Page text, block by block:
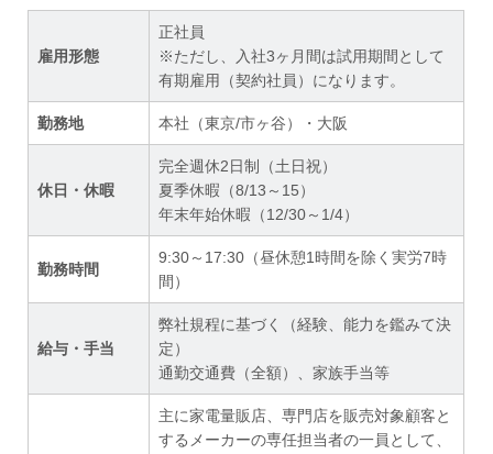
雇用形態
正社員
※ただし、入社3ヶ月間は試用期間として
有期雇用（契約社員）になります。
勤務地 本社（東京/市ヶ谷）・大阪
休日・休暇
完全週休2日制（土日祝）
夏季休暇（8/13～15）
年末年始休暇（12/30～1/4）
勤務時間
9:30～17:30（昼休憩1時間を除く実労7時
間）
給与・手当
弊社規程に基づく（経験、能力を鑑みて決
定）
通勤交通費（全額）、家族手当等
主に家電量販店、専門店を販売対象顧客と
するメーカーの専任担当者の一員として、